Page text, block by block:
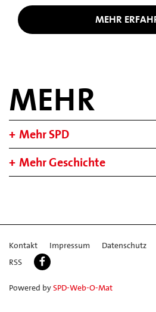
MEHR
MEHR
Mehr SPD
Mehr Geschichte
Kontakt Impressum Datenschutz
RSS
Powered bySPD-Web-O-Mat